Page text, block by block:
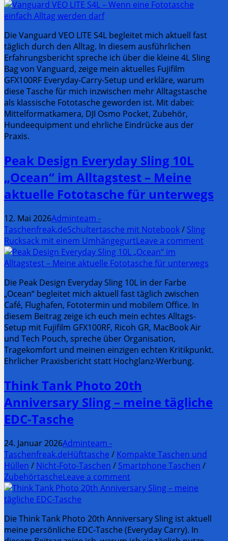
Die Vanguard VEO LITE S4L begleitet mich aktuell fast
täglich durch den Alltag. In diesem ausführlichen
Erfahrungsbericht spreche ich über die kleine 4L Sling
Bag von Vanguard, zeige mein aktuelles Fujifilm
GFX100RF Everyday-Carry-Setup und erkläre, warum
diese Tasche für mich inzwischen mehr Alltagstasche
als klassische Fototasche geworden ist. Mit dabei:
Mittelformatkamera, DJI Osmo Pocket, Zubehör,
Hundeequipment und ehrliche Eindrücke aus der
Praxis.
Peak Design Everyday Sling 10L
„Ocean“ im Alltagstest – Meine
aktuelle Fototasche für unterwegs
12. Mai 2026Adminteam -
Taschenfreak.deSchultertasche mit Notebook/ Sling
Rucksack mit einem UmhängegurtLeave a comment
Die Peak Design Everyday Sling 10L in der Farbe
„Ocean“ begleitet mich aktuell fast täglich zwischen
Café, Flughafen, Fototermin und mobilem Office. In
diesem Beitrag zeige ich euch mein echtes Alltags-
Setup mit Fujifilm GFX100RF, Ricoh GR, MacBook Air
und Tech Pouch, spreche über Organisation,
Tragekomfort und meinen einzigen echten Kritikpunkt.
Ehrlicher Praxisbericht statt Hochglanz-Werbung.
Think Tank Photo 20th
Anniversary Sling – meine tägliche
EDC-Tasche
24. Januar 2026Adminteam -
Taschenfreak.deHüfttasche / Kompakte Taschen und
Hüllen / Nicht-Foto-Taschen / Smartphone Taschen /
ZubehörtascheLeave a comment
Die Think Tank Photo 20th Anniversary Sling ist aktuell
meine persönliche EDC-Tasche (Everyday Carry). In